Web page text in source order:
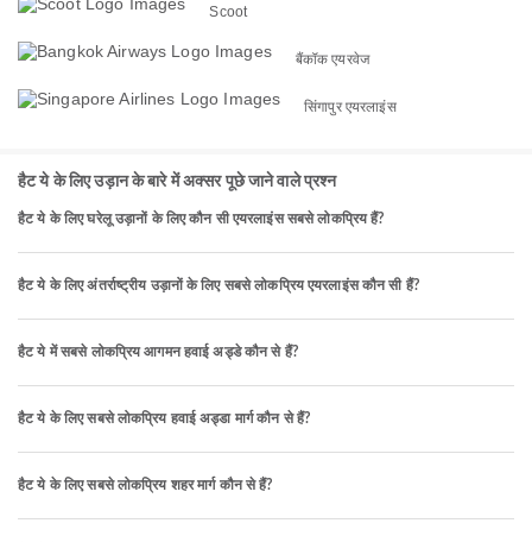
Scoot
बैंकॉक एयरवेज
सिंगापुर एयरलाइंस
हैट ये के लिए उड़ान के बारे में अक्सर पूछे जाने वाले प्रश्न
हैट ये के लिए घरेलू उड़ानों के लिए कौन सी एयरलाइंस सबसे लोकप्रिय हैं?
हैट ये के लिए अंतर्राष्ट्रीय उड़ानों के लिए सबसे लोकप्रिय एयरलाइंस कौन सी हैं?
हैट ये में सबसे लोकप्रिय आगमन हवाई अड्डे कौन से हैं?
हैट ये के लिए सबसे लोकप्रिय हवाई अड्डा मार्ग कौन से हैं?
हैट ये के लिए सबसे लोकप्रिय शहर मार्ग कौन से हैं?